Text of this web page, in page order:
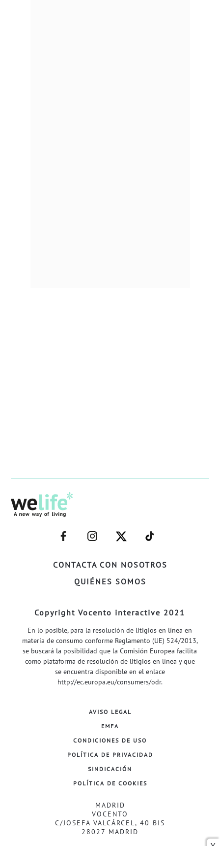
CONTACTA CON NOSOTROS
QUIÉNES SOMOS
–
FACEBOOK–
–
INSTAGRAM–
–
TWITTER–
–
WELIFE–
Copyright Vocento interactive 2021
En lo posible, para la resolución de litigios en línea en
materia de consumo conforme Reglamento (UE) 524/2013,
se buscará la posibilidad que la Comisión Europea facilita
como plataforma de resolución de litigios en línea y que
se encuentra disponible en el enlace
http://ec.europa.eu/consumers/odr.
AVISO LEGAL
EMFA
CONDICIONES DE USO
POLÍTICA DE PRIVACIDAD
SINDICACIÓN
POLÍTICA DE COOKIES
MADRID
VOCENTO
C/JOSEFA VALCÁRCEL, 40 BIS
28027 MADRID